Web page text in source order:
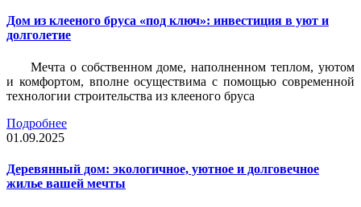
Дом из клееного бруса «под ключ»: инвестиция в уют и
долголетие
Мечта о собственном доме, наполненном теплом, уютом
и комфортом, вполне осуществима с помощью современной
технологии строительства из клееного бруса
Подробнее
01.09.2025
Деревянный дом: экологичное, уютное и долговечное
жилье вашей мечты